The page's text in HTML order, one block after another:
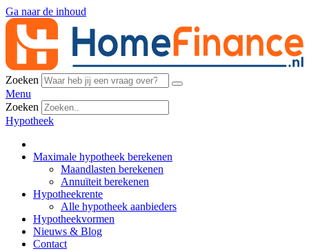
Ga naar de inhoud
Zoeken
Menu
Zoeken
Hypotheek
Maximale hypotheek berekenen
Maandlasten berekenen
Annuïteit berekenen
Hypotheekrente
Alle hypotheek aanbieders
Hypotheekvormen
Nieuws & Blog
Contact